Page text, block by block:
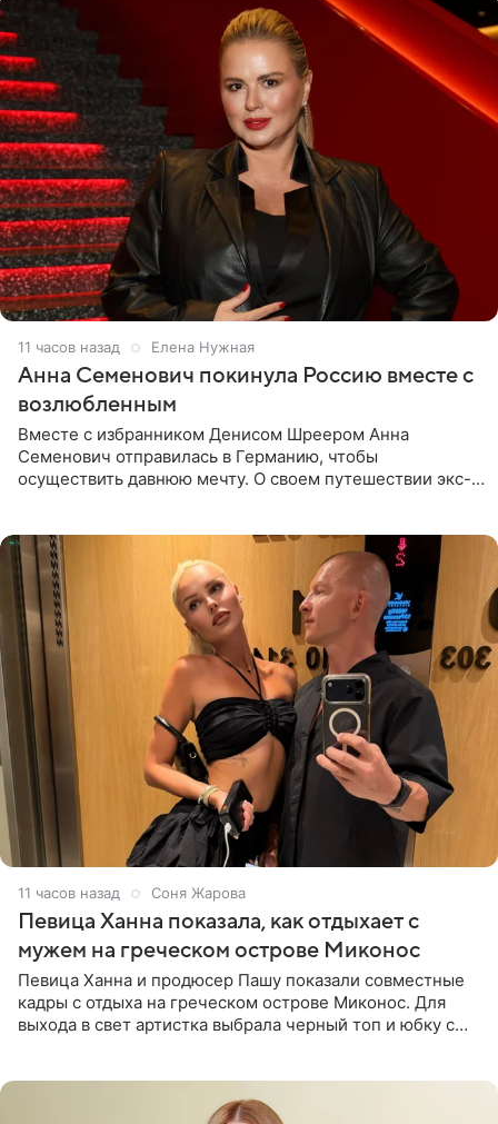
11 часов назад Елена Нужная
Анна Семенович покинула Россию вместе с
возлюбленным
Вместе с избранником Денисом Шреером Анна
Семенович отправилась в Германию, чтобы
осуществить давнюю мечту. О своем путешествии экс-
11 часов назад Соня Жарова
Певица Ханна показала, как отдыхает с
мужем на греческом острове Миконос
Певица Ханна и продюсер Пашу показали совместные
кадры с отдыха на греческом острове Миконос. Для
выхода в свет артистка выбрала черный топ и юбку с